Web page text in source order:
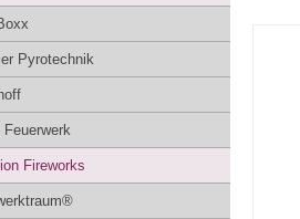
Pyrotechnik
Feuerwerk
Fireworks